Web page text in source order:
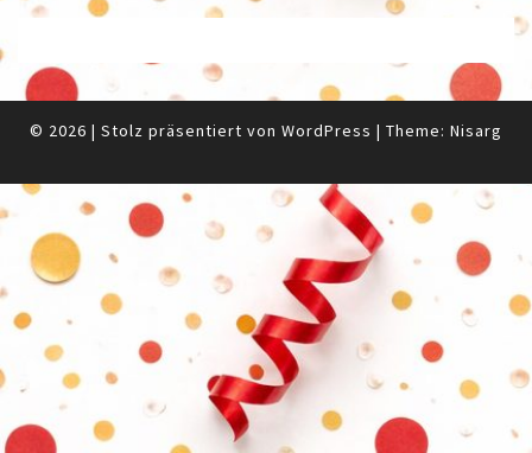
© 2026 | Stolz präsentiert von WordPress | Theme: Nisarg